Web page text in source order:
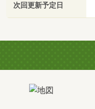
次回更新予定日